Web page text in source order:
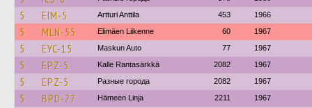
5 EIM-5 Artturi Anttila 453 1966
5 MLN-55 Elimäen Liikenne 60 1967
5 EYC-15 Maskun Auto 77 1967
5 EPZ-5 Kalle Rantasärkkä 2082 1967
5 EPZ-5 Разные города 2082 1967
5 BPD-77 Hämeen Linja 2211 1967